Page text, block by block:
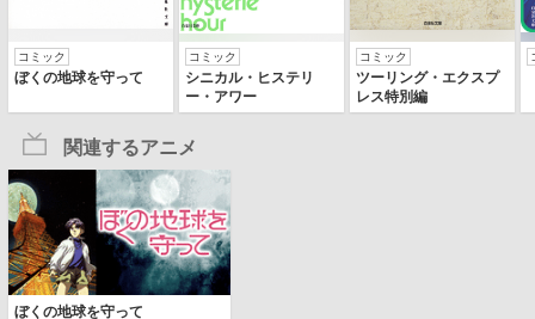
コミック
ぼくの地球を守って
コミック
シニカル・ヒステリ
ー・アワー
コミック
ツーリング・エクスプ
レス特別編
関連するアニメ
ぼくの地球を守って